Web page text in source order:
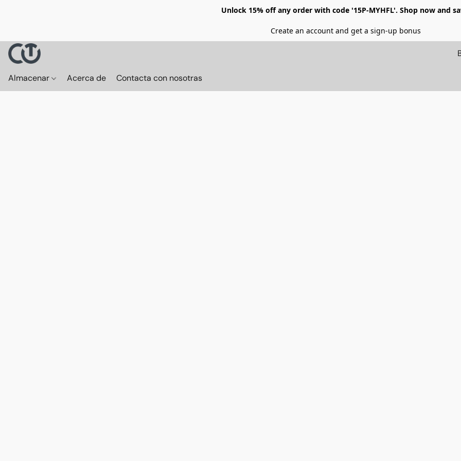
Unlock 15% off any order with code '15P-MYHFL'. Shop now and
Create an account and get a sign-up bonus
Almacenar Acerca de Contacta con nosotras